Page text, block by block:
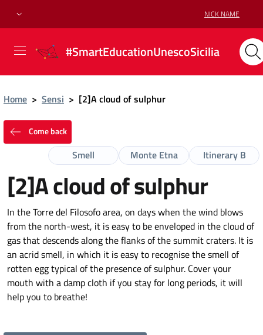
NICK NAME
#SmartEducationUnescoSicilia
Home > Sensi > [2]A cloud of sulphur
Come back
Itinerary B
Monte Etna
Smell
[2]A cloud of sulphur
In the Torre del Filosofo area, on days when the wind blows
from the north-west, it is easy to be enveloped in the cloud of
gas that descends along the flanks of the summit craters. It is
an acrid smell, in which it is easy to recognise the smell of
rotten egg typical of the presence of sulphur. Cover your
mouth with a damp cloth if you stay for long periods, it will
help you to breathe!